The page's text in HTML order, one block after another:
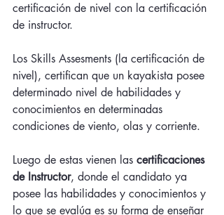
certificación de nivel con la certificación
de instructor.
Los Skills Assesments (la certificación de
nivel), certifican que un kayakista posee
determinado nivel de habilidades y
conocimientos en determinadas
condiciones de viento, olas y corriente.
Luego de estas vienen las certificaciones
de Instructor, donde el candidato ya
posee las habilidades y conocimientos y
lo que se evalúa es su forma de enseñar